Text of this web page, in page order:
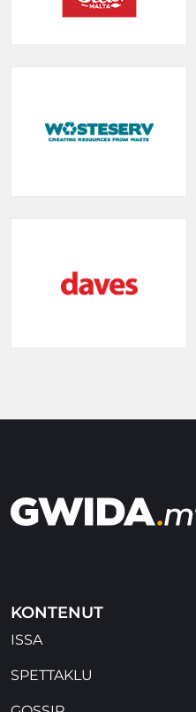
KONTENUT
ISSA
SPETTAKLU